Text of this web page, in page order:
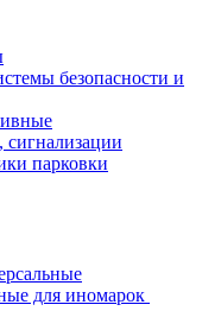
безопасности и
парковки
для иномарок